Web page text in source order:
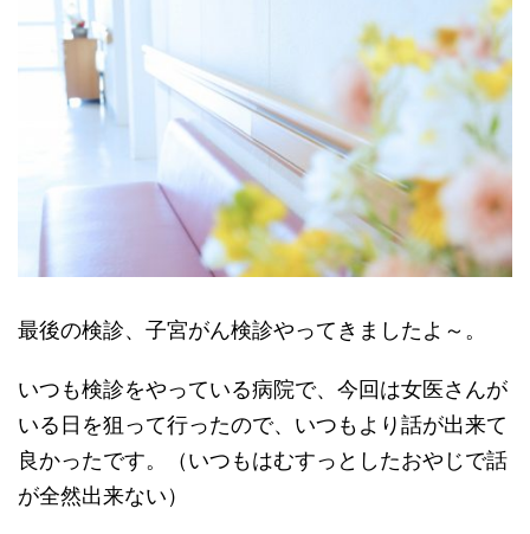
最後の検診、子宮がん検診やってきましたよ～。
いつも検診をやっている病院で、今回は女医さんが
いる日を狙って行ったので、いつもより話が出来て
良かったです。（いつもはむすっとしたおやじで話
が全然出来ない）